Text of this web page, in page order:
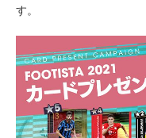
す。